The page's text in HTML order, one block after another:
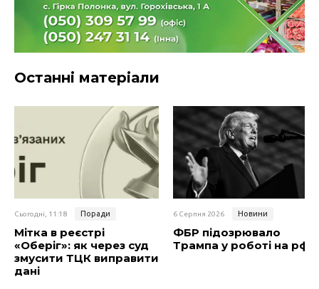
Останні матеріали
Сьогодні, 11:18 Поради
Мітка в реєстрі
«Оберіг»: як через суд
змусити ТЦК виправити
дані
6 Серпня 2026 Новини
ФБР підозрювало
Трампа у роботі на рф